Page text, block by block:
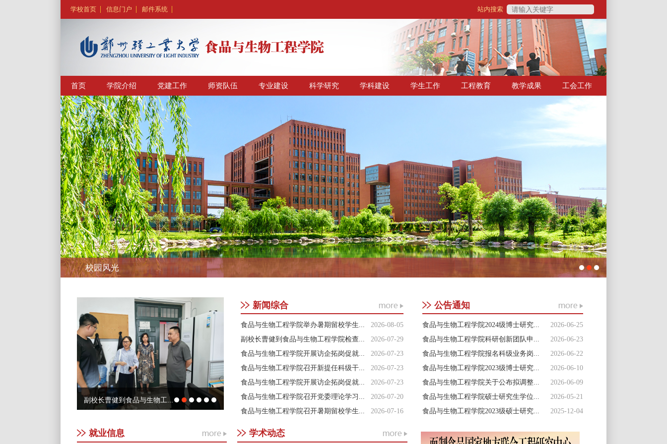
学校首页 信息门户 邮件系统
首页 学院介绍 党建工作 师资队伍 专业建设 科学研究 学科建设 学生工作 工程教育 教学成果 工会工作
校园风光
副校长曹健到食品与生物工...
新闻综合
食品与生物工程学院举办暑期留校学生...
2026-08-05
副校长曹健到食品与生物工程学院检查...
2026-07-29
食品与生物工程学院开展访企拓岗促就...
2026-07-23
食品与生物工程学院召开新提任科级干...
2026-07-23
食品与生物工程学院开展访企拓岗促就...
2026-07-23
食品与生物工程学院召开党委理论学习...
2026-07-20
食品与生物工程学院召开暑期留校学生...
2026-07-16
公告通知
食品与生物工程学院2024级博士研究...
2026-06-25
食品与生物工程学院科研创新团队申...
2026-06-23
食品与生物工程学院报名科级业务岗...
2026-06-22
食品与生物工程学院2023级博士研究...
2026-06-10
食品与生物工程学院关于公布拟调整...
2026-06-09
食品与生物工程学院硕士研究生学位...
2026-05-21
食品与生物工程学院2023级硕士研究...
2025-12-04
就业信息 学术动态